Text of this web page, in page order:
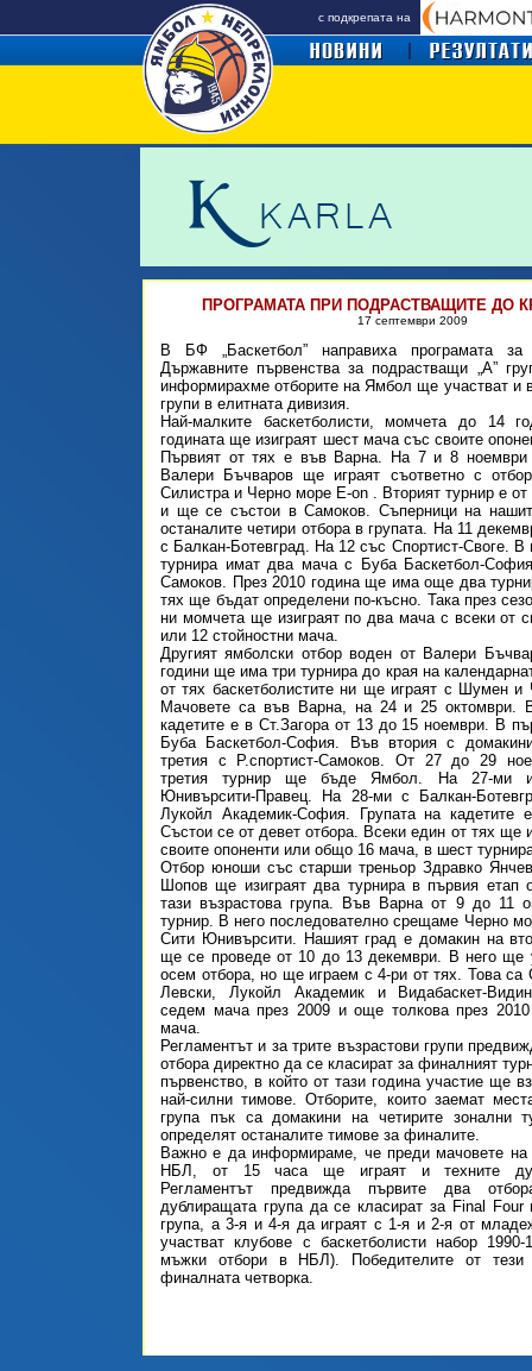
с подкрепата на
ПРОГРАМАТА ПРИ ПОДРАСТВАЩИТЕ ДО
17 септември 2009
В БФ „Баскетбол” направиха програмата
Държавните първенства за подрастващи „А”
информирахме отборите на Ямбол ще участват и
групи в елитната дивизия.
Най-малките баскетболисти, момчета до 14
годината ще изиграят шест мача със своите
Първият от тях е във Варна. На 7 и 8 ноември
Валери Бъчваров ще играят съответно с
Силистра и Черно море E-on . Вторият турнир е
и ще се състои в Самоков. Съперници на
останалите четири отбора в групата. На 11
с Балкан-Ботевград. На 12 със Спортист-Своге. В
турнира имат два мача с Буба Баскетбол-
Самоков. През 2010 година ще има още два
тях ще бъдат определени по-късно. Така през
ни момчета ще изиграят по два мача с всеки от
или 12 стойностни мача.
Другият ямболски отбор воден от Валери
години ще има три турнира до края на
от тях баскетболистите ни ще играят с Шумен
Мачовете са във Варна, на 24 и 25 октомври.
кадетите е в Ст.Загора от 13 до 15 ноември. В
Буба Баскетбол-София. Във втория с
третия с Р.спортист-Самоков. От 27 до 29
третия турнир ще бъде Ямбол. На 27-ми
Юнивърсити-Правец. На 28-ми с Балкан-
Лукойл Академик-София. Групата на кадетите
Състои се от девет отбора. Всеки един от тях ще
своите опоненти или общо 16 мача, в шест
Отбор юноши със старши треньор Здравко
Шопов ще изиграят два турнира в първия етап
тази възрастова група. Във Варна от 9 до 11
турнир. В него последователно срещаме Черно
Сити Юнивърсити. Нашият град е домакин на
ще се проведе от 10 до 13 декември. В него ще
осем отбора, но ще играем с 4-ри от тях. Това
Левски, Лукойл Академик и Видабаскет-
седем мача през 2009 и още толкова през
мача.
Регламентът и за трите възрастови групи
отбора директно да се класират за финалният
първенство, в който от тази година участие ще
най-силни тимове. Отборите, които заемат
група пък са домакини на четирите зонални
определят останалите тимове за финалите.
Важно е да информираме, че преди мачовете на
НБЛ, от 15 часа ще играят и техните
Регламентът предвижда първите два
дублиращата група да се класират за Final Four
група, а 3-я и 4-я да играят с 1-я и 2-я от
участват клубове с баскетболисти набор
мъжки отбори в НБЛ). Победителите от тези
финалната четворка.